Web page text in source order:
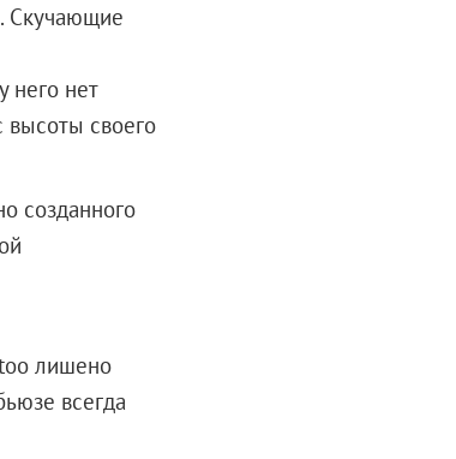
Скучающие
него нет
своего
созданного
лишено
всегда